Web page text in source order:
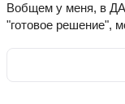
Вобщем у меня, в
"готовое решение",